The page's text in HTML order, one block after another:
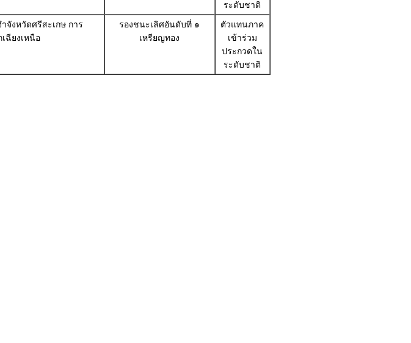
ระดับชาติ
จังหวัดศรีสะเกษ การ
ฉียงเหนือ
รองชนะเลิศอันดับที่ ๑
เหรียญทอง
ตัวแทนภาค
เข้าร่วม
ประกวดใน
ระดับชาติ